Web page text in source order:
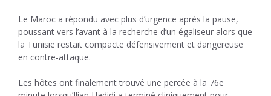
Le Maroc a répondu avec plus d’urgence après la pause,
poussant vers l’avant à la recherche d’un égaliseur alors que
la Tunisie restait compacte défensivement et dangereuse
en contre-attaque.
Les hôtes ont finalement trouvé une percée à la 76e